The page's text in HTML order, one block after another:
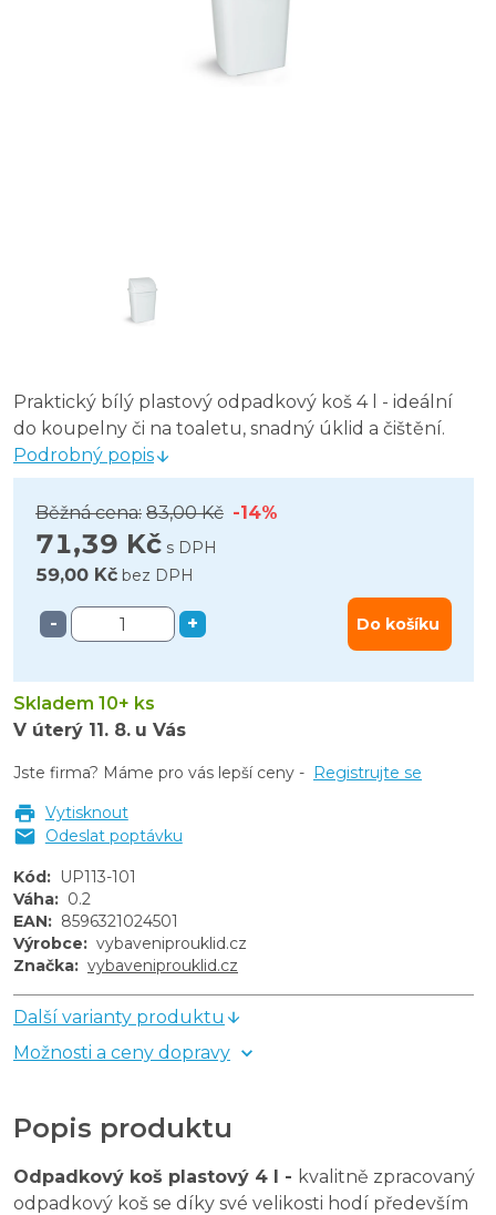
Praktický bílý plastový odpadkový koš 4 l - ideální
do koupelny či na toaletu, snadný úklid a čištění.
Podrobný popis
Běžná cena: 83,00 Kč -14%
71,39 Kč s DPH
59,00 Kč bez DPH
- + Do košíku
Skladem 10+ ks
V úterý 11. 8. u Vás
Jste firma? Máme pro vás lepší ceny - Registrujte se
Vytisknout
Odeslat poptávku
Kód: UP113-101
Váha: 0.2
EAN: 8596321024501
Výrobce: vybaveniprouklid.cz
Značka: vybaveniprouklid.cz
Další varianty produktu
Možnosti a ceny dopravy
Popis produktu
Odpadkový koš plastový 4 l - kvalitně zpracovaný
odpadkový koš se díky své velikosti hodí především